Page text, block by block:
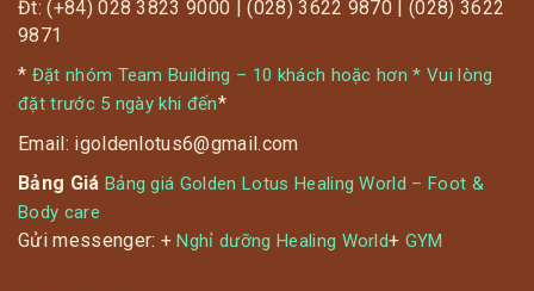
#Li.ke & #Foll_ow Fanpage & Li.ke + Sha_re bài
Đt: (+84) 028 3823 9000 | (028) 3622 9870 | (028) 3622
9871
* Đặt nhóm Team Building – 10 khách hoặc hơn * Vui lòng
đặt trước 5 ngày khi đến*
Email: igoldenlotus6@gmail.com
Bảng Giá Bảng giá Golden Lotus Healing World – Foot &
Body care
Gửi messenger: +Nghỉ dưỡng Healing World+ GYM